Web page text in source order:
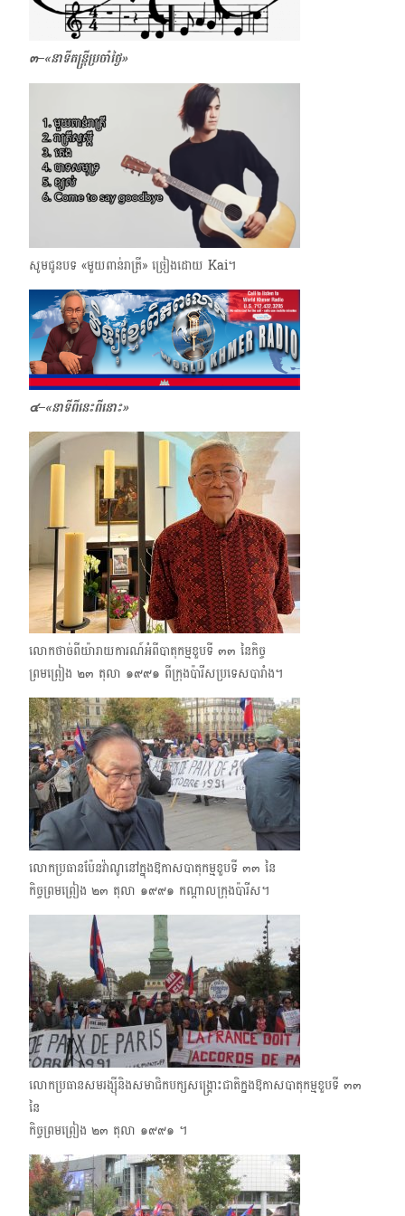
๓–«នាទីតន្ត្រីប្រចាំថ្ងៃ្ង»
សូមជូនបទ «មួយពាន់រាត្រី» ច្រៀងដោយ Kai។
๔–«នាទីពីនេះពីនោះ»
លោកថាច់ពីយ៉ារាយការណ៍អំពីបាតុកម្មខួបទី ๓๓ នៃកិច្ច
ព្រមព្រៀង ๒๓​ តុលា ๑๙๙๑​ ពីក្រុងប៉ារីសប្រទេសបារាំង។
លោកប្រធានប៉ែនវ៉ាណូនៅក្នុងឱកាសបាតុកម្មខួបទី ๓๓ នៃ
កិច្ចព្រមព្រៀង ๒๓​ តុលា ๑๙๙๑​ កណ្ដាលក្រុងប៉ារីស។
លោកប្រធានសមរង្ស៊ីនិងសមាជិកបក្សសង្គ្រោះជាតិក្នងឱកាសបាតុកម្មខួបទី ๓๓
នៃ
កិច្ចព្រមព្រៀង ๒๓​ តុលា ๑๙๙๑​ ។